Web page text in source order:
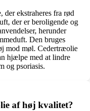
ekstraheres fra rød
der er beroligende og
herunder
Den bruges
mod møl. Cedertræolie
hjælpe med at lindre
og psoriasis.
af høj kvalitet?